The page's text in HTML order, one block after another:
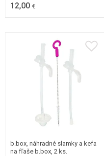
12,00 €
b.box, náhradné slamky a kefa
na fľaše b.box, 2 ks.